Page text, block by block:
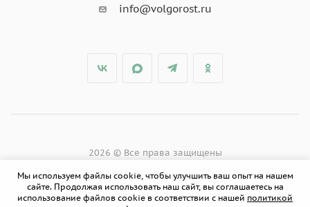
info@volgorost.ru
2026 © Все права защищены
Мы используем файлы cookie, чтобы улучшить ваш опыт на нашем
сайте. Продолжая использовать наш сайт, вы соглашаетесь на
использование файлов cookie в соответствии с нашей политикой